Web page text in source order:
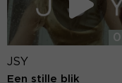
JSY
Een stille blik